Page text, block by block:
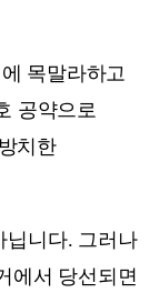
목말라하고
공약으로
치한
닙니다. 그러나
에서 당선되면